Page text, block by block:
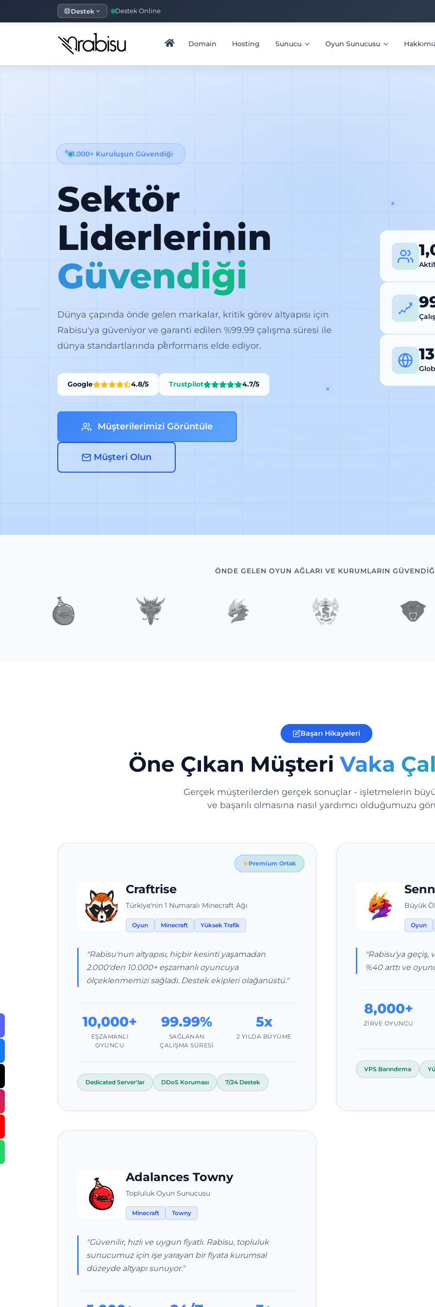
Destek Destek Online
Domain Hosting Sunucu Oyun Sunucusu
1.000+ Kuruluşun Güvendiği
Sektör
Liderlerinin
Güvendiği
Dünya çapında önde gelen markalar, kritik görev altyapısı için
Rabisu'ya güveniyor ve garanti edilen %99.99 çalışma süresi ile
dünya standartlarında performans elde ediyor.
Google 4.8/5 Trustpilot 4.7/5
Müşterilerimizi Görüntüle
Müşteri Olun
ÖNDE GELEN OYUN AĞLARI VE KURUMLARIN
Başarı Hikayeleri
Öne Çıkan Müşteri Vaka
Gerçek müşterilerden gerçek sonuçlar - işletmelerin
ve başarılı olmasına nasıl yardımcı olduğumuzu
Premium Ortak
Craftrise
Türkiye'nin 1 Numaralı Minecraft Ağı
Oyun Minecraft Yüksek Trafik
"Rabisu'nun altyapısı, hiçbir kesinti yaşamadan
2.000'den 10.000+ eşzamanlı oyuncuya
ölçeklenmemizi sağladı. Destek ekipleri olağanüstü."
10,000+
EŞZAMANLI
OYUNCU
99.99%
SAĞLANAN
ÇALIŞMA SÜRESI
5x
2 YILDA BÜYÜME
Dedicated Server'lar DDoS Koruması 7/24 Destek
Büyük
Oyun
"Rabisu'ya geçiş,
%40 arttı ve
8,000+
ZIRVE OYUNCU
VPS Barındırma
Adalances Towny
Topluluk Oyun Sunucusu
Minecraft Towny
"Güvenilir, hızlı ve uygun fiyatlı. Rabisu, topluluk
sunucumuz için işe yarayan bir fiyata kurumsal
düzeyde altyapı sunuyor."